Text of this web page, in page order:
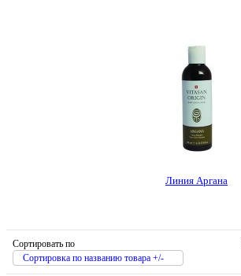
Линия Аргана
Сортировать по
Сортировка по названию товара +/-